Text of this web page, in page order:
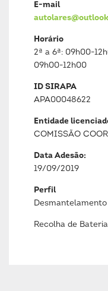
E-mail
Horário
2ª a 6ª: 09h00-
09h00-12h00
ID SIRAPA
APA00048622
Entidade
COMISSÃO
Data Adesão:
19/09/2019
Perfil
Desmantelamento
Recolha de